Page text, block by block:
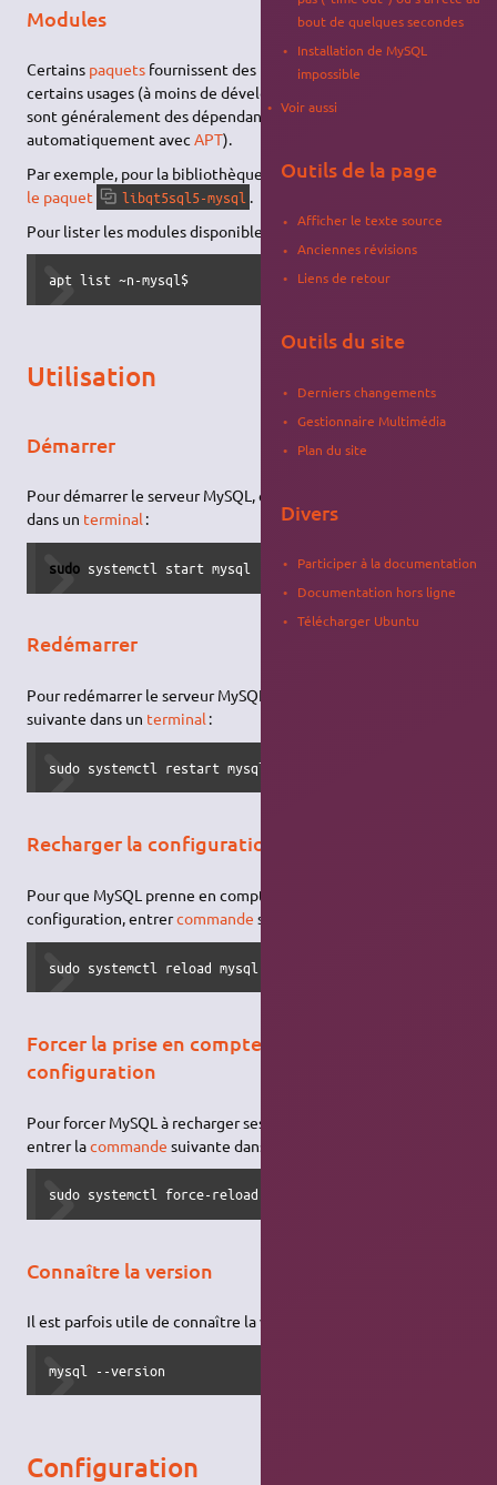
Modules
Certains paquets fournissent des fonctionnalité spécifiques à
certains usages (à moins de développer une application, ce
sont généralement des dépendances qui s'installent
automatiquement avecAPT).
Par exemple, pour la bibliothèque
Qt5pour MySQL,installer
le paquet
libqt5sql5-mysql .
Pour lister les modules disponibles, avec apt :
apt list ~n-mysql$
Utilisation
Démarrer
Pour démarrer le serveur MySQL, entrer la
dans un terminal :
sudo systemctl start mysql
Redémarrer
Pour redémarrer le serveur MySQL, entrer la
suivante dans un terminal :
sudo systemctl restart mysql
Recharger la configuration
Pour que MySQL prenne en compte les modifications de sa
configuration, entrercommande suivante dans un
sudo systemctl reload mysql
Forcer la prise en compte de la nouvelle
configuration
Pour forcer MySQL à recharger ses fichiers de configuration,
entrer lacommande suivante dans un
sudo systemctl force-reload mysql
Connaître la version
Il est parfois utile de connaître la version installée:
mysql --version
Configuration
bout de quelques secondes
Installation de MySQL
impossible
Voir aussi
Outils de la page
Afficher le texte source
Anciennes révisions
Liens de retour
Outils du site
Derniers changements
Gestionnaire Multimédia
Plan du site
Divers
Participer à la documentation
Documentation hors ligne
Télécharger Ubuntu